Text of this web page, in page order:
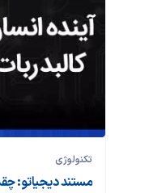
تکنولوژی
مستند دیجیاتو: